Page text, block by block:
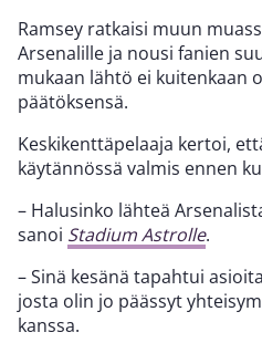
Ramsey ratkaisi muun
Arsenalille ja nousi fanien
mukaan lähtö ei kuitenkaan
päätöksensä.
Keskikenttäpelaaja kertoi,
käytännössä valmis ennen
– Halusinko lähteä
sanoi Stadium Astrolle.
– Sinä kesänä tapahtui
josta olin jo päässyt
kanssa.